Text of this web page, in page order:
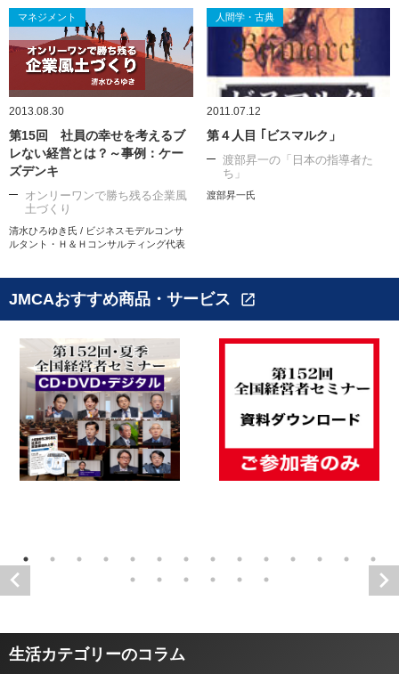
マネジメント
2013.08.30
第15回 社員の幸せを考えるブ
レない経営とは？～事例：ケー
ズデンキ
オンリーワンで勝ち残る企業風
土づくり
清水ひろゆき氏 / ビジネスモデルコンサ
ルタント・Ｈ＆Ｈコンサルティング代表
人間学・古典
2011.07.12
第４人目 ｢ビスマルク」
渡部昇一の「日本の指導者た
ち」
渡部昇一氏
JMCAおすすめ商品・サービス open_in_new
生活カテゴリーのコラム